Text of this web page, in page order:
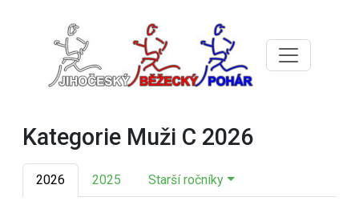
Kategorie Muži C 2026
2026 2025 Starší ročníky